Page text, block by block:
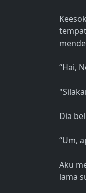
“Hai,
Dia
“Um,
Aku
lama